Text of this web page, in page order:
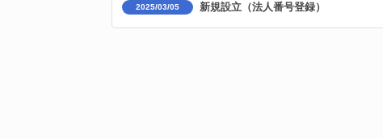
2025/03/05 新規設立（法人番号登録）